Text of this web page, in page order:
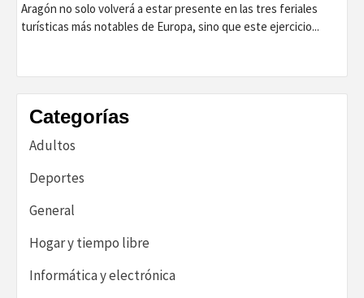
Aragón no solo volverá a estar presente en las tres feriales
turísticas más notables de Europa, sino que este ejercicio...
Categorías
Adultos
Deportes
General
Hogar y tiempo libre
Informática y electrónica